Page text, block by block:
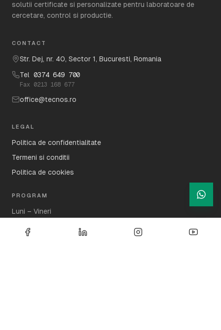
solutii certificate si personalizate pentru laboratoare de
cercetare, control si productie.
CONTACT
Str. Dej, nr. 40, Sector 1, Bucuresti, Romania
Tel 0374 649 700
Fax 0213 168 677
office@tecnos.ro
LEGAL
Politica de confidentialitate
Termeni si conditii
Politica de cookies
PROGRAM
Luni – Vineri
Sambata – Duminica